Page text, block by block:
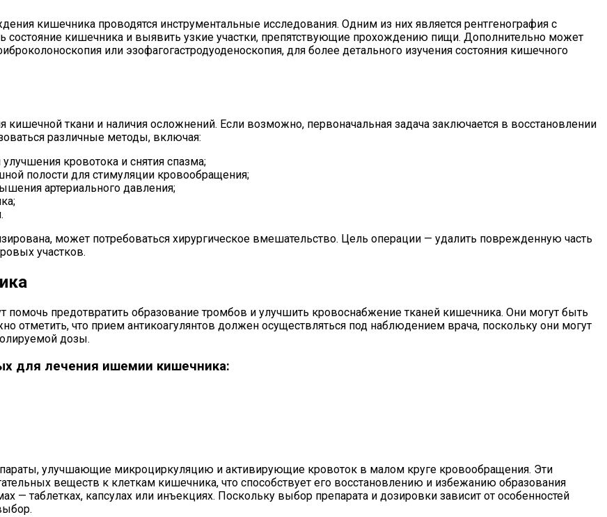
кишечника проводятся инструментальные исследования. Одним из них является рентгенография с
состояние кишечника и выявить узкие участки, препятствующие прохождению пищи. Дополнительно может
или эзофагогастродуоденоскопия, для более детального изучения состояния кишечного
ткани и наличия осложнений. Если возможно, первоначальная задача заключается в восстановлении
различные методы, включая:
кровотока и снятия спазма;
полости для стимуляции кровообращения;
артериального давления;
может потребоваться хирургическое вмешательство. Цель операции — удалить поврежденную часть
участков.
помочь предотвратить образование тромбов и улучшить кровоснабжение тканей кишечника. Они могут быть
отметить, что прием антикоагулянтов должен осуществляться под наблюдением врача, поскольку они могут
дозы.
для лечения ишемии кишечника:
улучшающие микроциркуляцию и активирующие кровоток в малом круге кровообращения. Эти
веществ к клеткам кишечника, что способствует его восстановлению и избежанию образования
таблетках, капсулах или инъекциях. Поскольку выбор препарата и дозировки зависит от особенностей